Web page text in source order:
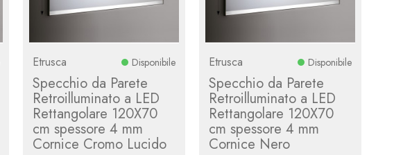
Etrusca Disponibile
Specchio da Parete
Retroilluminato a LED
Rettangolare 120X70
cm spessore 4 mm
Cornice Cromo Lucido
Etrusca Disponibile
Specchio da Parete
Retroilluminato a LED
Rettangolare 120X70
cm spessore 4 mm
Cornice Nero